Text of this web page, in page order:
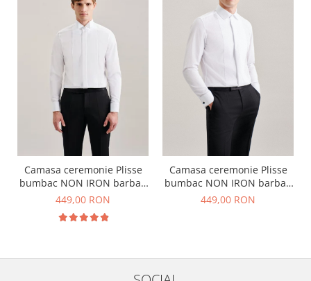
Camasa ceremonie Plisse
bumbac NON IRON barbati
SEIDENSTICKER Slim alb
449,00 RON
Camasa ceremonie Plisse
bumbac NON IRON barbati
SEIDENSTICKER Slim alb
449,00 RON